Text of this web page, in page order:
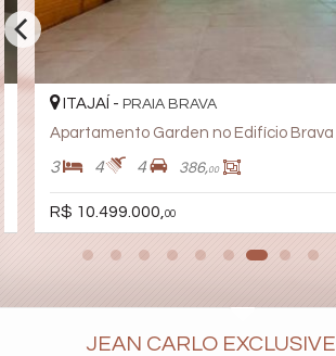
ITAJAÍ - PRAIA BRAVA
3 4 4 386,00
R$ 10.499.000, 00
JEAN CARLO EXCLUSIVE